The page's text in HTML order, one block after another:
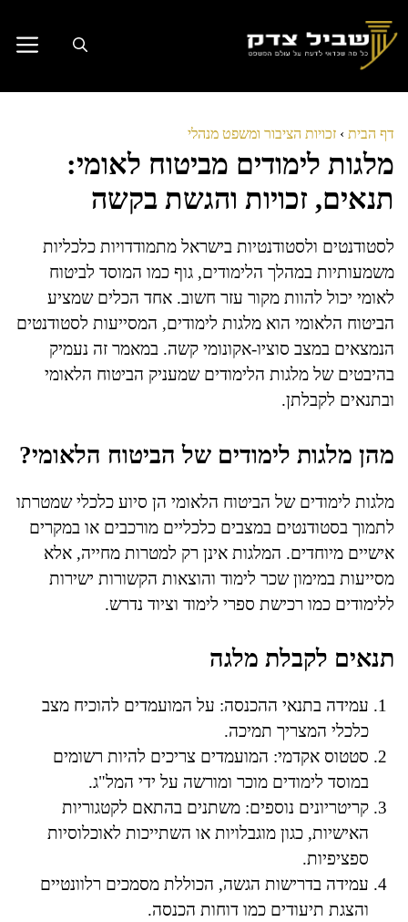
לתוכן
דף הבית › זכויות הציבור ומשפט מנהלי
מלגות לימודים מביטוח לאומי:
תנאים, זכויות והגשת בקשה
לסטודנטים ולסטודנטיות בישראל מתמודדויות כלכליות
משמעותיות במהלך הלימודים, גוף כמו המוסד לביטוח
לאומי יכול להוות מקור עזר חשוב. אחד הכלים שמציע
הביטוח הלאומי הוא מלגות לימודים, המסייעות לסטודנטים
הנמצאים במצב סוציו-אקונומי קשה. במאמר זה נעמיק
בהיבטים של מלגות הלימודים שמעניק הביטוח הלאומי
ובתנאים לקבלתן.
מהן מלגות לימודים של הביטוח הלאומי?
מלגות לימודים של הביטוח הלאומי הן סיוע כלכלי שמטרתו
לתמוך בסטודנטים במצבים כלכליים מורכבים או במקרים
אישיים מיוחדים. המלגות אינן רק למטרות מחייה, אלא
מסייעות במימון שכר לימוד והוצאות הקשורות ישירות
ללימודים כמו רכישת ספרי לימוד וציוד נדרש.
תנאים לקבלת מלגה
עמידה בתנאי ההכנסה: על המועמדים להוכיח מצב
כלכלי המצריך תמיכה.
סטטוס אקדמי: המועמדים צריכים להיות רשומים
במוסד לימודים מוכר ומורשה על ידי המל"ג.
קריטריונים נוספים: משתנים בהתאם לקטגוריות
האישיות, כגון מוגבלויות או השתייכות לאוכלוסיות
ספציפיות.
עמידה בדרישות הגשה, הכוללת מסמכים רלוונטיים
והצגת תיעודים כמו דוחות הכנסה.